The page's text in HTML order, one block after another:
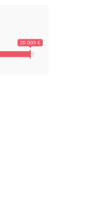
20 000 €